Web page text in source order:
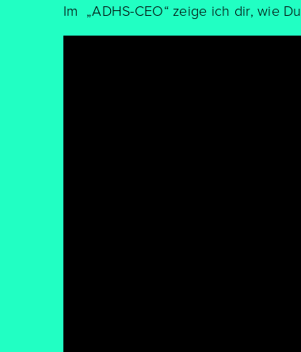
Im „ADHS-CEO“ zeige ich dir, wie Du